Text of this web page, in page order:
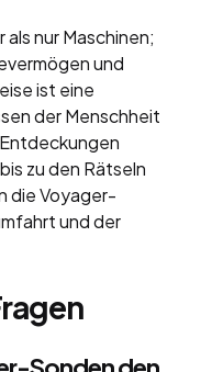
nur Maschinen;
und
ist eine
der Menschheit
zu den Rätseln
die Voyager-
und der